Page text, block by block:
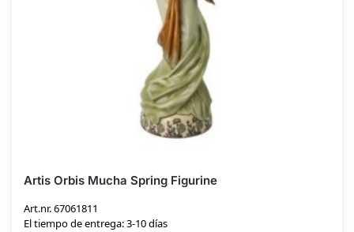
Artis Orbis Mucha Spring Figurine
Art.nr. 67061811
El tiempo de entrega: 3-10 días